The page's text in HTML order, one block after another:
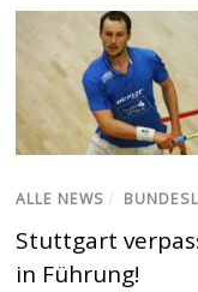
ALLE NEWS /
Stuttgart
in Führung!